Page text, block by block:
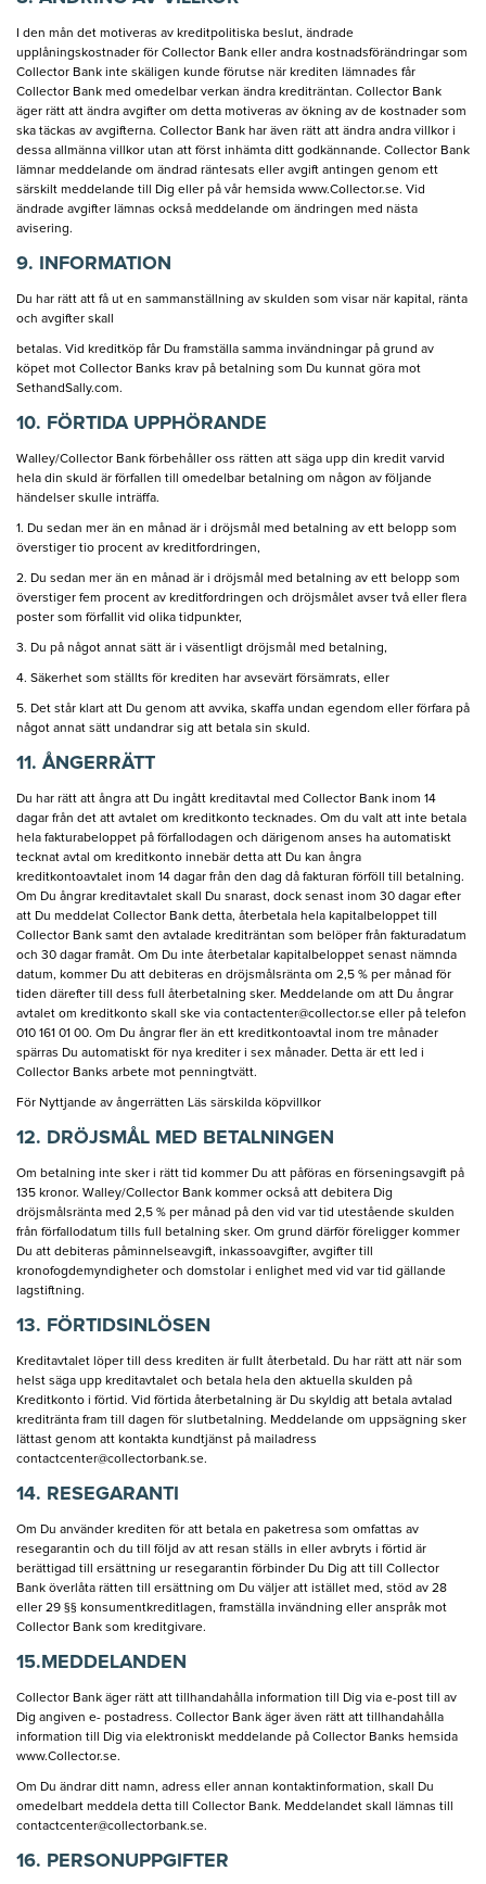
I den mån det motiveras av kreditpolitiska beslut, ändrade
upplåningskostnader för Collector Bank eller andra kostnadsförändringar som
Collector Bank inte skäligen kunde förutse när krediten lämnades får
Collector Bank med omedelbar verkan ändra krediträntan. Collector Bank
äger rätt att ändra avgifter om detta motiveras av ökning av de kostnader som
ska täckas av avgifterna. Collector Bank har även rätt att ändra andra villkor i
dessa allmänna villkor utan att först inhämta ditt godkännande. Collector Bank
lämnar meddelande om ändrad räntesats eller avgift antingen genom ett
särskilt meddelande till Dig eller på vår hemsida www.Collector.se. Vid
ändrade avgifter lämnas också meddelande om ändringen med nästa
avisering.
9. INFORMATION
Du har rätt att få ut en sammanställning av skulden som visar när kapital, ränta
och avgifter skall
betalas. Vid kreditköp får Du framställa samma invändningar på grund av
köpet mot Collector Banks krav på betalning som Du kunnat göra mot
SethandSally.com.
10. FÖRTIDA UPPHÖRANDE
Walley/Collector Bank förbehåller oss rätten att säga upp din kredit varvid
hela din skuld är förfallen till omedelbar betalning om någon av följande
händelser skulle inträffa.
1. Du sedan mer än en månad är i dröjsmål med betalning av ett belopp som
överstiger tio procent av kreditfordringen,
2. Du sedan mer än en månad är i dröjsmål med betalning av ett belopp som
överstiger fem procent av kreditfordringen och dröjsmålet avser två eller flera
poster som förfallit vid olika tidpunkter,
3. Du på något annat sätt är i väsentligt dröjsmål med betalning,
4. Säkerhet som ställts för krediten har avsevärt försämrats, eller
5. Det står klart att Du genom att avvika, skaffa undan egendom eller förfara på
något annat sätt undandrar sig att betala sin skuld.
11. ÅNGERRÄTT
Du har rätt att ångra att Du ingått kreditavtal med Collector Bank inom 14
dagar från det att avtalet om kreditkonto tecknades. Om du valt att inte betala
hela fakturabeloppet på förfallodagen och därigenom anses ha automatiskt
tecknat avtal om kreditkonto innebär detta att Du kan ångra
kreditkontoavtalet inom 14 dagar från den dag då fakturan förföll till betalning.
Om Du ångrar kreditavtalet skall Du snarast, dock senast inom 30 dagar efter
att Du meddelat Collector Bank detta, återbetala hela kapitalbeloppet till
Collector Bank samt den avtalade krediträntan som belöper från fakturadatum
och 30 dagar framåt. Om Du inte återbetalar kapitalbeloppet senast nämnda
datum, kommer Du att debiteras en dröjsmålsränta om 2,5 % per månad för
tiden därefter till dess full återbetalning sker. Meddelande om att Du ångrar
avtalet om kreditkonto skall ske via contactenter@collector.se eller på telefon
010 161 01 00. Om Du ångrar fler än ett kreditkontoavtal inom tre månader
spärras Du automatiskt för nya krediter i sex månader. Detta är ett led i
Collector Banks arbete mot penningtvätt.
För Nyttjande av ångerrätten Läs särskilda köpvillkor
12. DRÖJSMÅL MED BETALNINGEN
Om betalning inte sker i rätt tid kommer Du att påföras en förseningsavgift på
135 kronor. Walley/Collector Bank kommer också att debitera Dig
dröjsmålsränta med 2,5 % per månad på den vid var tid utestående skulden
från förfallodatum tills full betalning sker. Om grund därför föreligger kommer
Du att debiteras påminnelseavgift, inkassoavgifter, avgifter till
kronofogdemyndigheter och domstolar i enlighet med vid var tid gällande
lagstiftning.
13. FÖRTIDSINLÖSEN
Kreditavtalet löper till dess krediten är fullt återbetald. Du har rätt att när som
helst säga upp kreditavtalet och betala hela den aktuella skulden på
Kreditkonto i förtid. Vid förtida återbetalning är Du skyldig att betala avtalad
kreditränta fram till dagen för slutbetalning. Meddelande om uppsägning sker
lättast genom att kontakta kundtjänst på mailadress
contactcenter@collectorbank.se.
14. RESEGARANTI
Om Du använder krediten för att betala en paketresa som omfattas av
resegarantin och du till följd av att resan ställs in eller avbryts i förtid är
berättigad till ersättning ur resegarantin förbinder Du Dig att till Collector
Bank överlåta rätten till ersättning om Du väljer att istället med, stöd av 28
eller 29 §§ konsumentkreditlagen, framställa invändning eller anspråk mot
Collector Bank som kreditgivare.
15.MEDDELANDEN
Collector Bank äger rätt att tillhandahålla information till Dig via e-post till av
Dig angiven e- postadress. Collector Bank äger även rätt att tillhandahålla
information till Dig via elektroniskt meddelande på Collector Banks hemsida
www.Collector.se.
Om Du ändrar ditt namn, adress eller annan kontaktinformation, skall Du
omedelbart meddela detta till Collector Bank. Meddelandet skall lämnas till
contactcenter@collectorbank.se.
16. PERSONUPPGIFTER